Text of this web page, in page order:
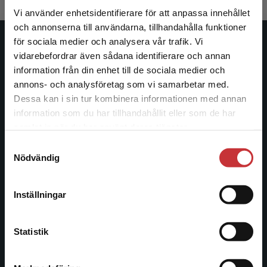
Vi använder enhetsidentifierare för att anpassa innehållet
och annonserna till användarna, tillhandahålla funktioner
för sociala medier och analysera vår trafik. Vi
vidarebefordrar även sådana identifierare och annan
information från din enhet till de sociala medier och
annons- och analysföretag som vi samarbetar med.
Dessa kan i sin tur kombinera informationen med annan
information som du har tillhandahållit eller som de har
Nödvändig
Inställningar
Statistik
Begränsad fraktregion
Det verkar som att du besöker
studentlitteratur.se via en enhet utanför Sverige.
Vi erbjuder inte leveranser utanför Sverige. För
att kunna slutföra ett köp måste
Studentlitteratur
ledande utbildningsförlag. Med läromedel, kurslitteratur,
facklitteratur, utbildningar och digitala
Kontakta oss